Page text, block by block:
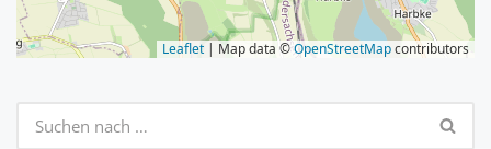
Leaflet | Map data ©OpenStreetMapcontributors